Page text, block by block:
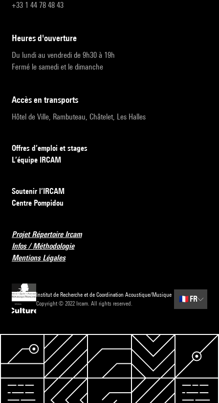
+33 1 44 78 48 43
heures d'ouverture
Du lundi au vendredi de 9h30 à 19h
Fermé le samedi et le dimanche
accès en transports
Hôtel de Ville, Rambuteau, Châtelet, Les Halles
Offres d’emploi et stages
L’équipe IRCAM
Soutenir l’IRCAM
Centre Pompidou
Projet Répertoire Ircam
Infos / Méthodologie
Mentions Légales
Institut de Recherche et de Coordination Acoustique/Musique
Copyright © 2022 Ircam. All rights reserved.
🇫🇷 FR